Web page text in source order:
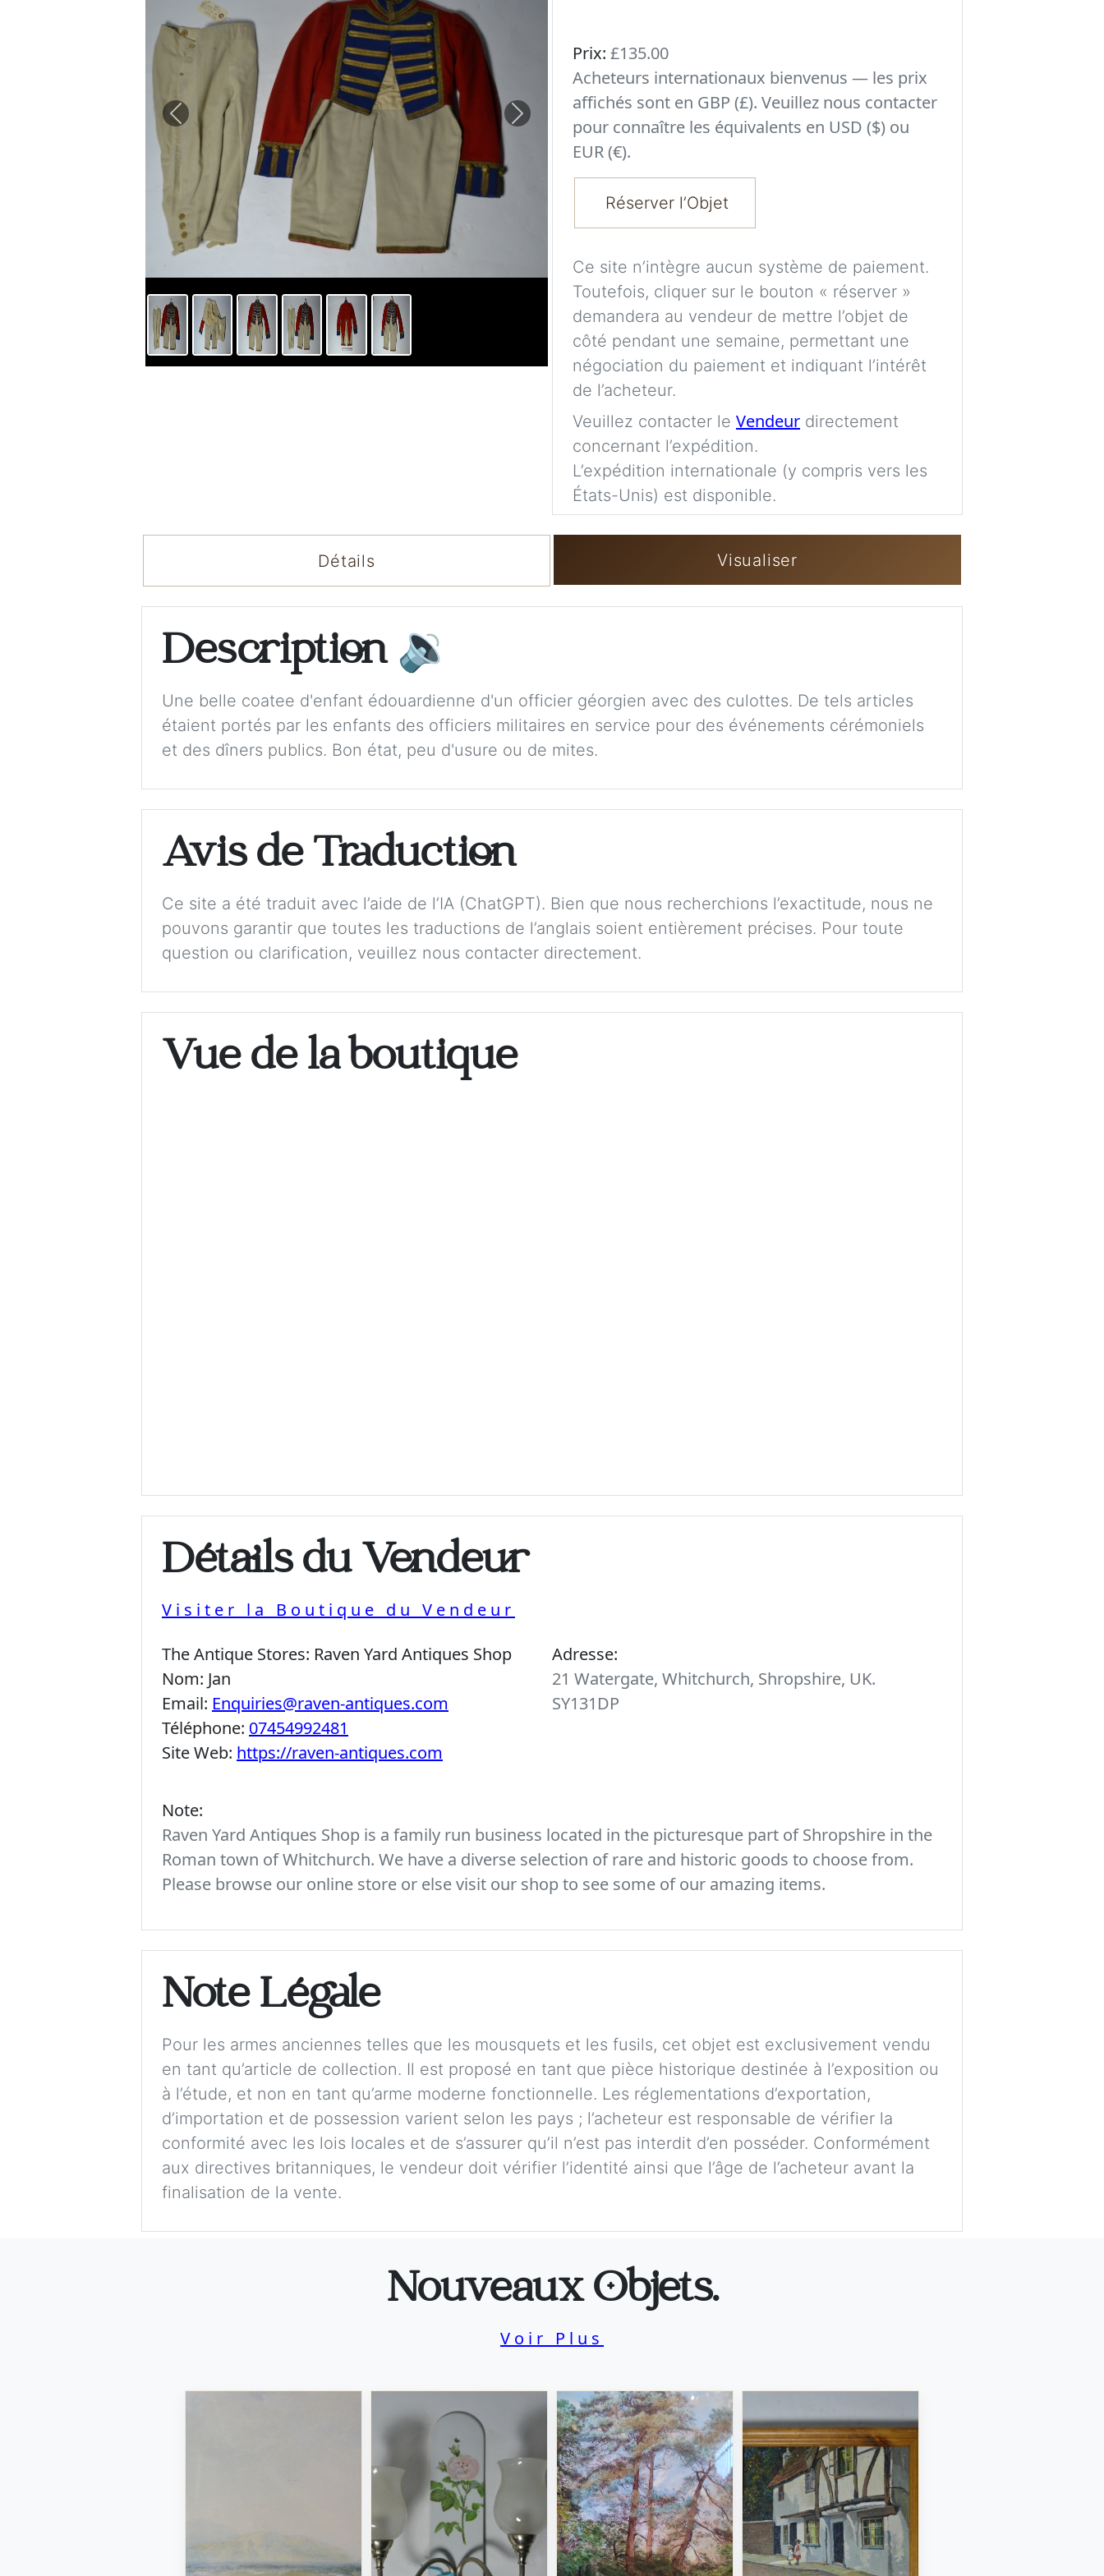
Previous Next
Prix: £135.00
Acheteurs internationaux bienvenus — les prix
affichés sont en GBP (£). Veuillez nous contacter
pour connaître les équivalents en USD ($) ou
EUR (€).
Réserver l’Objet
Ce site n’intègre aucun système de paiement.
Toutefois, cliquer sur le bouton « réserver »
demandera au vendeur de mettre l’objet de
côté pendant une semaine, permettant une
négociation du paiement et indiquant l’intérêt
de l’acheteur.
Veuillez contacter le Vendeur directement
concernant l’expédition.
L’expédition internationale (y compris vers les
États-Unis) est disponible.
Détails Visualiser
Description 🔉
Une belle coatee d'enfant édouardienne d'un officier géorgien avec des culottes. De tels articles
étaient portés par les enfants des officiers militaires en service pour des événements cérémoniels
et des dîners publics. Bon état, peu d'usure ou de mites.
Avis de Traduction
Ce site a été traduit avec l’aide de l’IA (ChatGPT). Bien que nous recherchions l’exactitude, nous ne
pouvons garantir que toutes les traductions de l’anglais soient entièrement précises. Pour toute
question ou clarification, veuillez nous contacter directement.
Vue de la boutique
Détails du Vendeur
Visiter la Boutique du Vendeur
The Antique Stores: Raven Yard Antiques Shop
Nom: Jan
Email: Enquiries@raven-antiques.com
Téléphone: 07454992481
Site Web: https://raven-antiques.com
Adresse:
21 Watergate, Whitchurch, Shropshire, UK.
SY131DP
Note:
Raven Yard Antiques Shop is a family run business located in the picturesque part of Shropshire in the
Roman town of Whitchurch. We have a diverse selection of rare and historic goods to choose from.
Please browse our online store or else visit our shop to see some of our amazing items.
Note Légale
Pour les armes anciennes telles que les mousquets et les fusils, cet objet est exclusivement vendu
en tant qu’article de collection. Il est proposé en tant que pièce historique destinée à l’exposition ou
à l’étude, et non en tant qu’arme moderne fonctionnelle. Les réglementations d’exportation,
d’importation et de possession varient selon les pays ; l’acheteur est responsable de vérifier la
conformité avec les lois locales et de s’assurer qu’il n’est pas interdit d’en posséder. Conformément
aux directives britanniques, le vendeur doit vérifier l’identité ainsi que l’âge de l’acheteur avant la
finalisation de la vente.
Nouveaux Objets.
Voir Plus